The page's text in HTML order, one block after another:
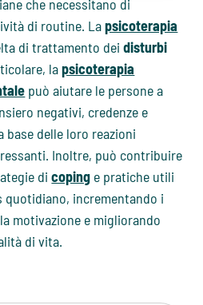
che necessitano di
di routine. Lapsicoterapia
di trattamento deidisturbi
lapsicoterapia
può aiutare le persone a
negativi, credenze e
delle loro reazioni
Inoltre, può contribuire
dicoping e pratiche utili
incrementando i
motivazione e migliorando
di vita.